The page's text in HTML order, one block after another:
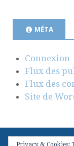
MÉTA
Connexion
Flux des
Flux des
Site de
Privacy & Cookies: